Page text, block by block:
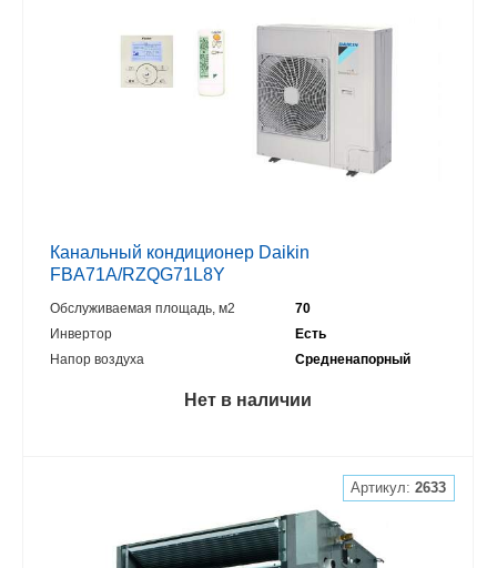
Канальный кондиционер Daikin
FBA71A/RZQG71L8Y
Обслуживаемая площадь, м2
70
Инвертор
Есть
Напор воздуха
Средненапорный
Нет в наличии
Артикул:2633